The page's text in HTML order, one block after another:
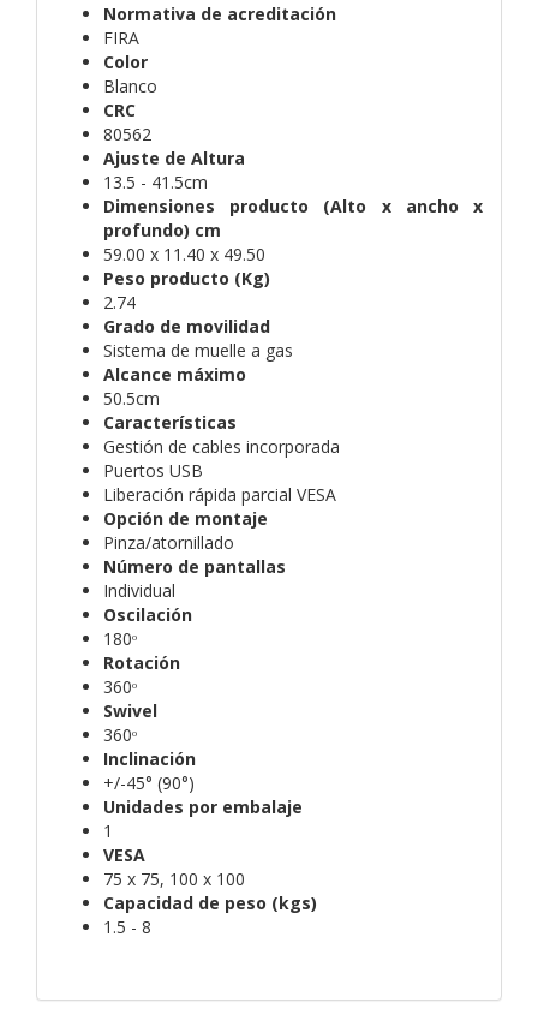
Normativa de acreditación
FIRA
Color
Blanco
CRC
80562
Ajuste de Altura
13.5 - 41.5cm
Dimensiones producto (Alto x ancho x
profundo) cm
59.00 x 11.40 x 49.50
Peso producto (Kg)
2.74
Grado de movilidad
Sistema de muelle a gas
Alcance máximo
50.5cm
Características
Gestión de cables incorporada
Puertos USB
Liberación rápida parcial VESA
Opción de montaje
Pinza/atornillado
Número de pantallas
Individual
Oscilación
180ᵒ
Rotación
360ᵒ
Swivel
360ᵒ
Inclinación
+/-45° (90°)
Unidades por embalaje
1
VESA
75 x 75, 100 x 100
Capacidad de peso (kgs)
1.5 - 8